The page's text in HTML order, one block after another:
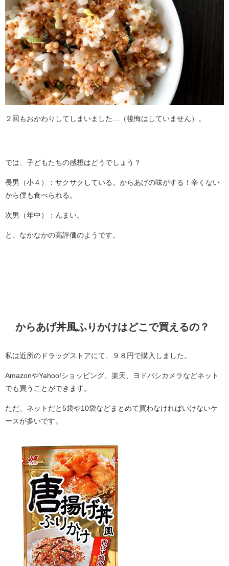
２回もおかわりしてしまいました…（後悔はしていません）。
では、子どもたちの感想はどうでしょう？
長男（小４）：サクサクしている。からあげの味がする！辛くない
から僕も食べられる。
次男（年中）：んまい。
と、なかなかの高評価のようです。
からあげ丼風ふりかけはどこで買えるの？
私は近所のドラッグストアにて、９８円で購入しました。
AmazonやYahoo!ショッピング、楽天、ヨドバシカメラなどネット
でも買うことができます。
ただ、ネットだと5袋や10袋などまとめて買わなければいけないケ
ースが多いです。